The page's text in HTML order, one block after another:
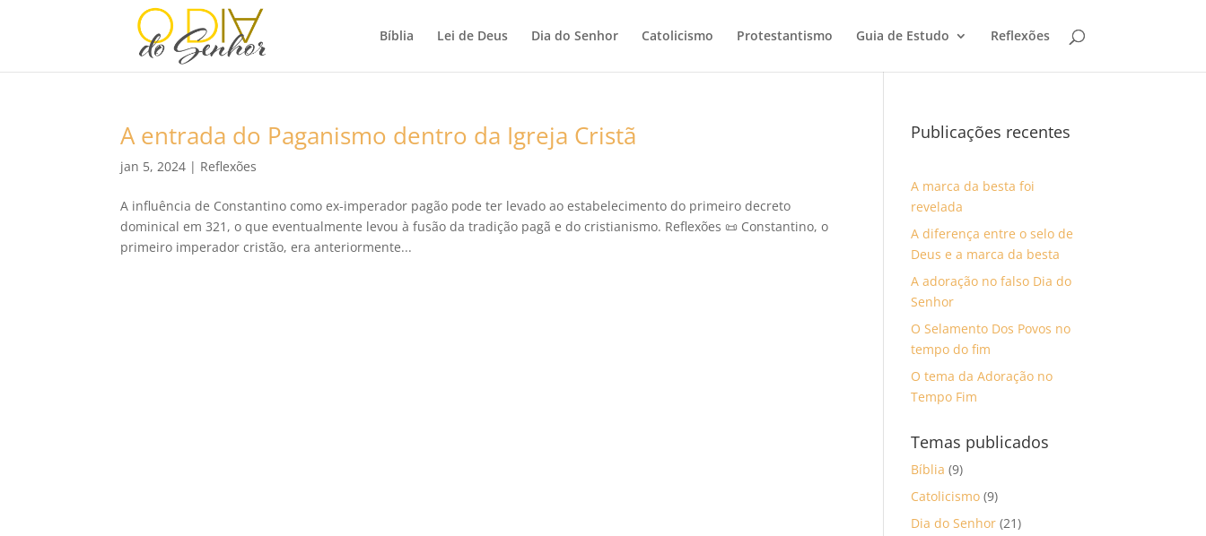
Bíblia Lei de Deus Dia do Senhor Catolicismo Protestantismo Guia de Estudo Reflexões
A entrada do Paganismo dentro da Igreja Cristã
jan 5, 2024 | Reflexões
A influência de Constantino como ex-imperador pagão pode ter levado ao estabelecimento do primeiro decreto
dominical em 321, o que eventualmente levou à fusão da tradição pagã e do cristianismo. Reflexões 📜 Constantino, o
primeiro imperador cristão, era anteriormente...
Publicações recentes
A marca da besta foi
revelada
A diferença entre o selo de
Deus e a marca da besta
A adoração no falso Dia do
Senhor
O Selamento Dos Povos no
tempo do fim
O tema da Adoração no
Tempo Fim
Temas publicados
Bíblia (9)
Catolicismo (9)
Dia do Senhor (21)